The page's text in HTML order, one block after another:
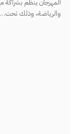
المهرجان ينظم بشراكة
والرياضة، وذلك تحت…